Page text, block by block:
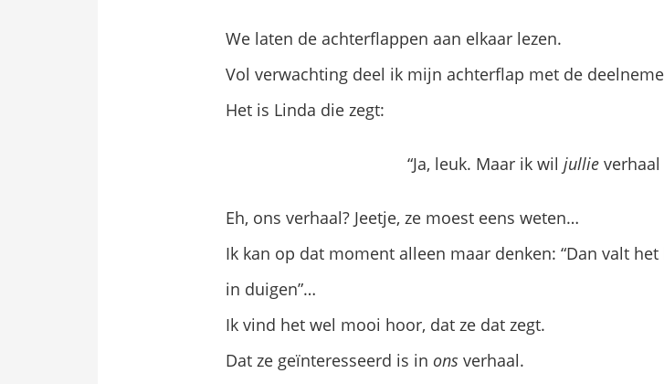
We laten de achterflappen aan elkaar lezen.
Vol verwachting deel ik mijn achterflap met de
Het is Linda die zegt:
“Ja, leuk. Maar ik wil jullie
Eh, ons verhaal? Jeetje, ze moest eens weten…
Ik kan op dat moment alleen maar denken: “Dan valt
in duigen”…
Ik vind het wel mooi hoor, dat ze dat zegt.
Dat ze geïnteresseerd is in ons verhaal.